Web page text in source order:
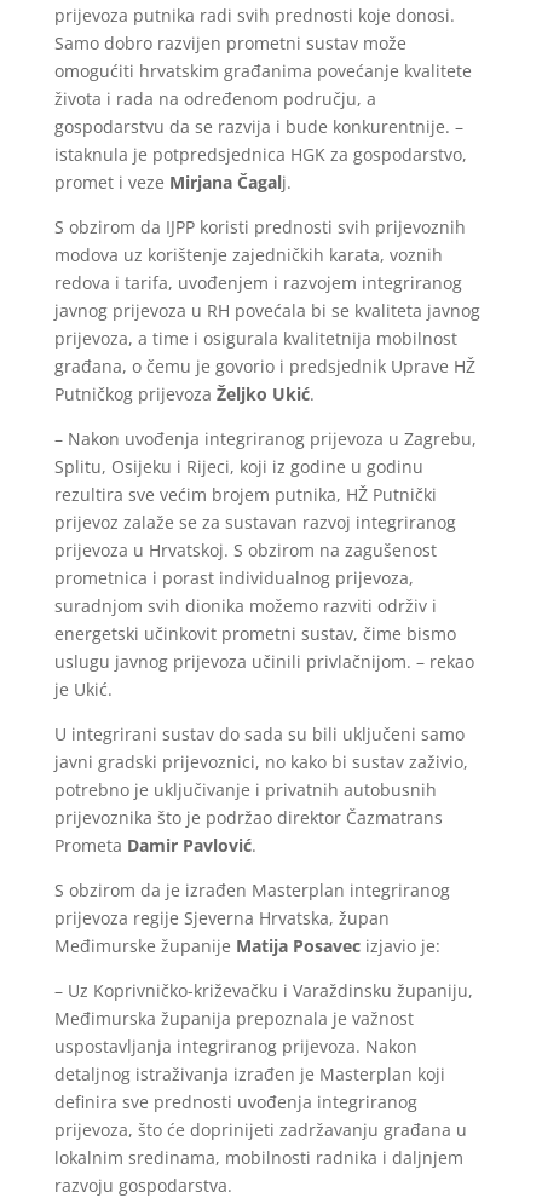
prijevoza putnika radi svih prednosti koje donosi.
Samo dobro razvijen prometni sustav može
omogućiti hrvatskim građanima povećanje kvalitete
života i rada na određenom području, a
gospodarstvu da se razvija i bude konkurentnije. –
istaknula je potpredsjednica HGK za gospodarstvo,
promet i veze Mirjana Čagalj.
S obzirom da IJPP koristi prednosti svih prijevoznih
modova uz korištenje zajedničkih karata, voznih
redova i tarifa, uvođenjem i razvojem integriranog
javnog prijevoza u RH povećala bi se kvaliteta javnog
prijevoza, a time i osigurala kvalitetnija mobilnost
građana, o čemu je govorio i predsjednik Uprave HŽ
Putničkog prijevoza Željko Ukić.
– Nakon uvođenja integriranog prijevoza u Zagrebu,
Splitu, Osijeku i Rijeci, koji iz godine u godinu
rezultira sve većim brojem putnika, HŽ Putnički
prijevoz zalaže se za sustavan razvoj integriranog
prijevoza u Hrvatskoj. S obzirom na zagušenost
prometnica i porast individualnog prijevoza,
suradnjom svih dionika možemo razviti održiv i
energetski učinkovit prometni sustav, čime bismo
uslugu javnog prijevoza učinili privlačnijom. – rekao
je Ukić.
U integrirani sustav do sada su bili uključeni samo
javni gradski prijevoznici, no kako bi sustav zaživio,
potrebno je uključivanje i privatnih autobusnih
prijevoznika što je podržao direktor Čazmatrans
Prometa Damir Pavlović.
S obzirom da je izrađen Masterplan integriranog
prijevoza regije Sjeverna Hrvatska, župan
Međimurske županije Matija Posavecizjavio je:
– Uz Koprivničko-križevačku i Varaždinsku županiju,
Međimurska županija prepoznala je važnost
uspostavljanja integriranog prijevoza. Nakon
detaljnog istraživanja izrađen je Masterplan koji
definira sve prednosti uvođenja integriranog
prijevoza, što će doprinijeti zadržavanju građana u
lokalnim sredinama, mobilnosti radnika i daljnjem
razvoju gospodarstva.